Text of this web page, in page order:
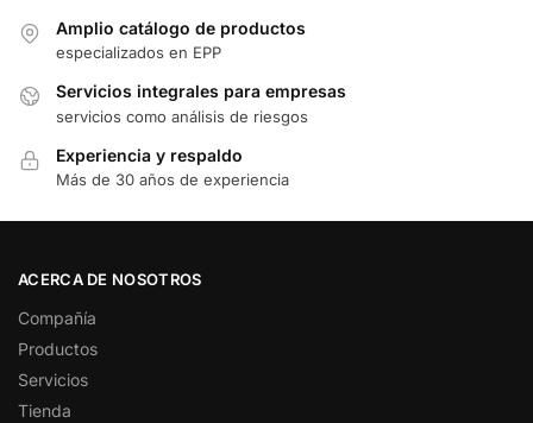
Amplio catálogo de productos
especializados en EPP
Servicios integrales para empresas
servicios como análisis de riesgos
Experiencia y respaldo
Más de 30 años de experiencia
ACERCA DE NOSOTROS
Compañía
Productos
Servicios
Tienda